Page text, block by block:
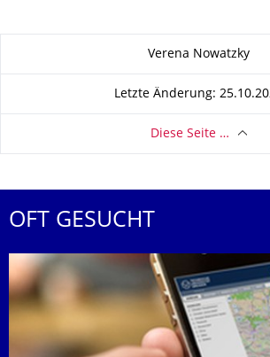
Verena Nowatzky
Letzte Änderung:
Diese Seite …
OFT GESUCHT